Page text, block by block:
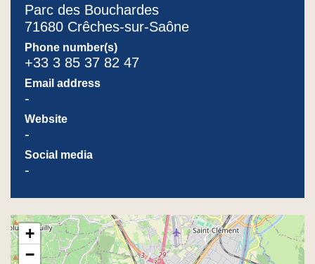
Parc des Bouchardes
71680 Crêches-sur-Saône
Phone number(s)
+33 3 85 37 82 47
Email address
-
Website
-
Social media
-
+
−